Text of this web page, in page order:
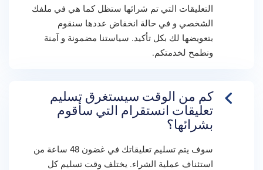
التعليقات التي تم شرائها ستظل كما هي في ملفك
الشخصي و في حالة انخفاض عددها سنقوم
بتعويضها لك بكل تأكيد. سياستنا مضمونة و آمنة
ونطمح لخدمتكم.
كم من الوقت سيستغرق تسليم
تعليقات انستقرام التي سأقوم
بشرائها؟
سوف يتم تسليم تعليقاتك في غضون 48 ساعة من
استئناف عملية الشراء. يختلف وقت تسليم كل